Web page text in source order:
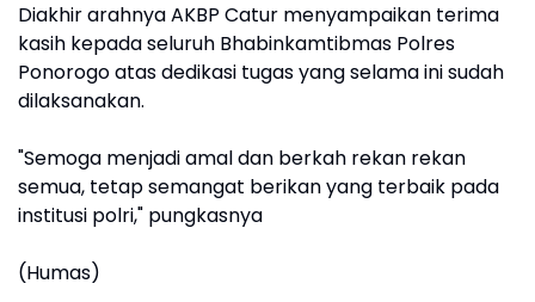
Diakhir arahnya AKBP Catur menyampaikan terima
kasih kepada seluruh Bhabinkamtibmas Polres
Ponorogo atas dedikasi tugas yang selama ini sudah
dilaksanakan.
"Semoga menjadi amal dan berkah rekan rekan
semua, tetap semangat berikan yang terbaik pada
institusi polri," pungkasnya
(Humas)